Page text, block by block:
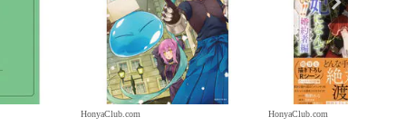
HonyaClub.com HonyaClub.com